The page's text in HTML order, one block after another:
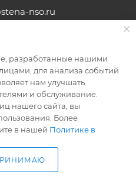
nso.ru
ул.Восход, 26/1
строительства и ремонта!
разработанные нашими
для анализа событий
нам улучшать
и обслуживание.
нашего сайта, вы
Более
в нашей Политике в